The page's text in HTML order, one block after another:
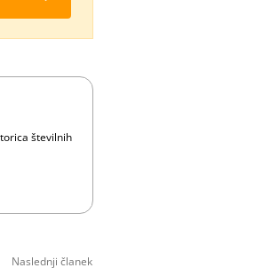
številnih
Naslednji članek